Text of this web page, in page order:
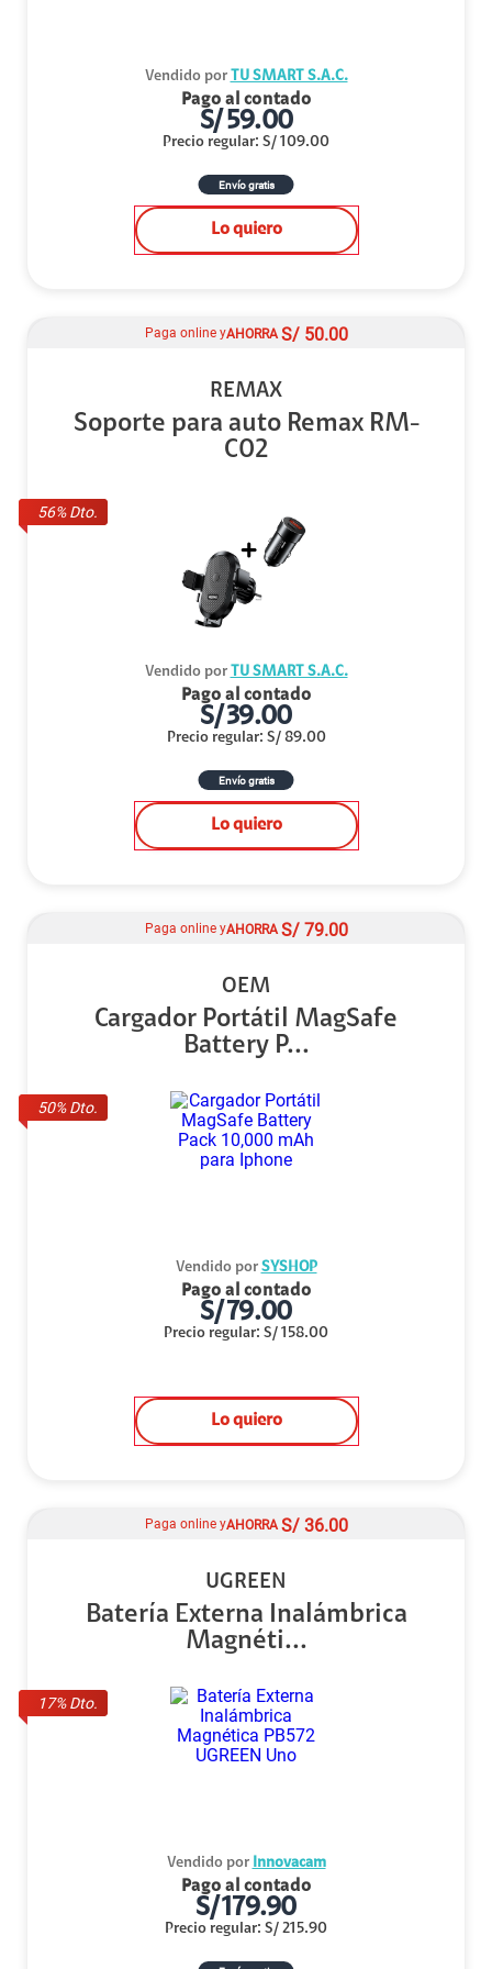
Vendido por TU SMART S.A.C.
Pago al contado
S/59.00
Precio regular: S/ 109.00
Envío gratis
Lo quiero
56% Dto.
Paga online yAHORRA S/ 50.00
REMAX
Soporte para auto Remax RM-
C02
Vendido por TU SMART S.A.C.
Pago al contado
S/39.00
Precio regular: S/ 89.00
Envío gratis
Lo quiero
50% Dto.
Paga online yAHORRA S/ 79.00
OEM
Cargador Portátil MagSafe
Battery P...
Vendido por SYSHOP
Pago al contado
S/79.00
Precio regular: S/ 158.00
Lo quiero
17% Dto.
Paga online yAHORRA S/ 36.00
UGREEN
Batería Externa Inalámbrica
Magnéti...
Vendido por Innovacam
Pago al contado
S/179.90
Precio regular: S/ 215.90